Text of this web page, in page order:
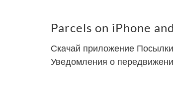
Parcels on iPhone
Скачай приложение
Уведомления о